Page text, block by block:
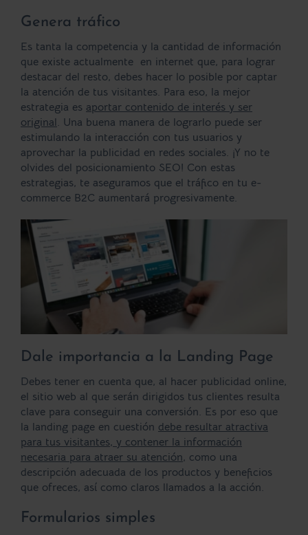
Genera tráfico
Es tanta la competencia y la cantidad de información
que existe actualmente en internet que, para lograr
destacar del resto, debes hacer lo posible por captar
la atención de tus visitantes. Para eso, la mejor
estrategia es aportar contenido de interés y ser
original. Una buena manera de lograrlo puede ser
estimulando la interacción con tus usuarios y
aprovechar la publicidad en redes sociales. ¡Y no te
olvides del posicionamiento SEO! Con estas
estrategias, te aseguramos que el tráfico en tu e-
commerce B2C aumentará progresivamente.
Dale importancia a la Landing Page
Debes tener en cuenta que, al hacer publicidad online,
el sitio web al que serán dirigidos tus clientes resulta
clave para conseguir una conversión. Es por eso que
la landing page en cuestión debe resultar atractiva
para tus visitantes, y contener la información
necesaria para atraer su atención, como una
descripción adecuada de los productos y beneficios
que ofreces, así como claros llamados a la acción.
Formularios simples